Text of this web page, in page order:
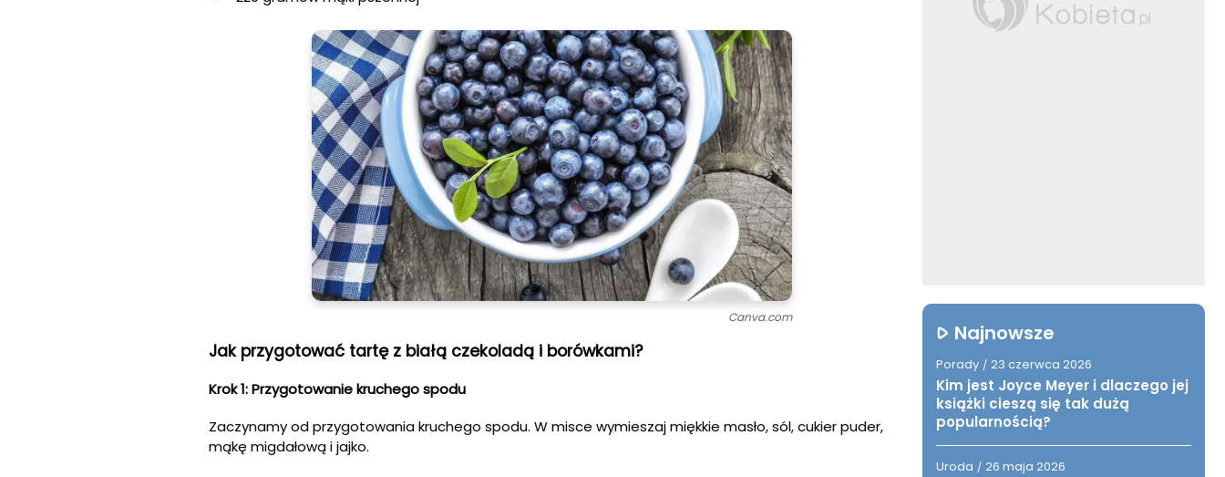
Canva.com
Jak przygotować tartę z białą czekoladą i borówkami?
Krok 1: Przygotowanie kruchego spodu
Zaczynamy od przygotowania kruchego spodu. W misce wymieszaj miękkie masło, sól, cukier puder,
mąkę migdałową i jajko.
Najnowsze
Porady / 23 czerwca 2026
Kim jest Joyce Meyer i dlaczego jej
książki cieszą się tak dużą
popularnością?
Uroda / 26 maja 2026